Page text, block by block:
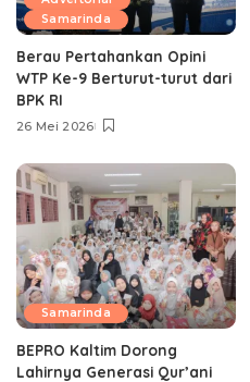
Samarinda
Berau Pertahankan Opini
WTP Ke-9 Berturut-turut dari
BPK RI
26 Mei 2026
Samarinda
BEPRO Kaltim Dorong
Lahirnya Generasi Qur’ani